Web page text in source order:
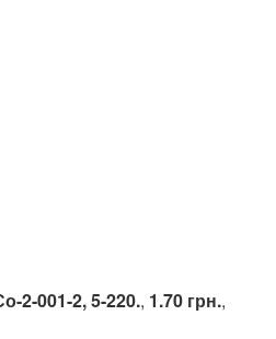
2-001-2, 5-220., 1.70 грн.,